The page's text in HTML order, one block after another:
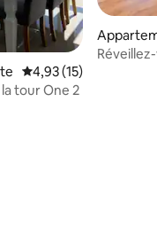
Évaluation moyenne
4,93 (15)
tour One 2